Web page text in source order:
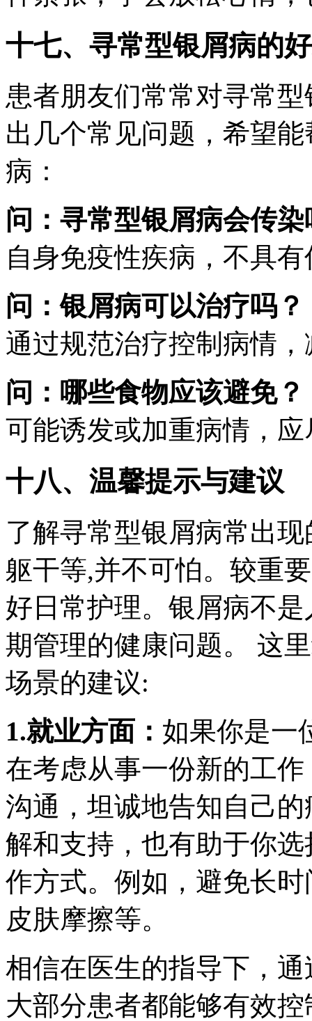
十七、寻常型银屑病的
患者朋友们常常对寻常
出几个常见问题，希望
病：
问：寻常型银屑病会传染
自身免疫性疾病，不具
问：银屑病可以治疗吗？
通过规范治疗控制病情
问：哪些食物应该避免？
可能诱发或加重病情，
十八、温馨提示与建议
了解寻常型银屑病常出
躯干等,并不可怕。较重
好日常护理。银屑病不
期管理的健康问题。 这
场景的建议:
1.就业方面： 如果你是一
在考虑从事一份新的工
沟通，坦诚地告知自己
解和支持，也有助于你
作方式。例如，避免长
皮肤摩擦等。
相信在医生的指导下，
大部分患者都能够有效